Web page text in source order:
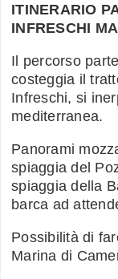
ITINERARIO
INFRESCHI
Il percorso
costeggia il
Infreschi, si
mediterranea.
Panorami
spiaggia del
spiaggia della
barca ad
Possibilità di
Marina di